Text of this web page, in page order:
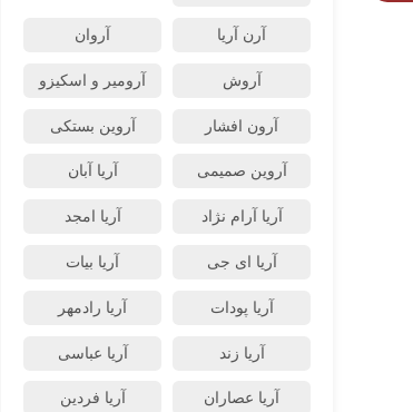
آرن آریا آروان
آروش آرومیر و اسکیزو
آرون افشار آروین بستکی
آروین صمیمی آریا آبان
آریا آرام نژاد آریا امجد
آریا ای جی آریا بیات
آریا پودات آریا رادمهر
آریا زند آریا عباسی
آریا عصاران آریا فردین